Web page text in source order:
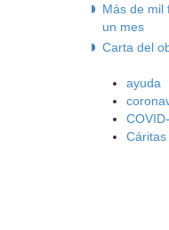
Más de mil
un mes
Carta del
ayuda
Cáritas